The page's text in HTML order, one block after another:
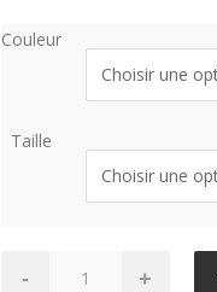
Couleur
Taille
- +